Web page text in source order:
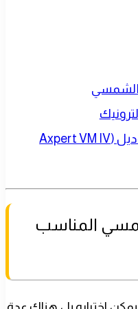
الشمسي
مواصفات انفرتر شمسي موديل (Axpert VM IV
المناسب